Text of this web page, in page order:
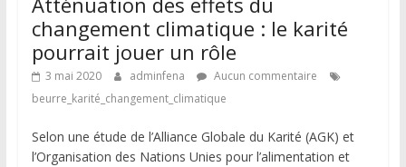
changement climatique : le karité
pourrait jouer un rôle
3 mai 2020 adminfena
Aucun commentaire
beurre_karité_changement_climatique
Selon une étude de l’Alliance Globale du Karité (AGK) et
l’Organisation des Nations Unies pour l’alimentation et